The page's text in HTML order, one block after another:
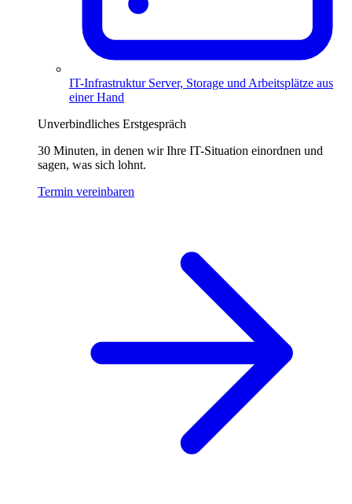
IT-Infrastruktur Server, Storage und Arbeitsplätze aus
einer Hand
Unverbindliches Erstgespräch
30 Minuten, in denen wir Ihre IT-Situation einordnen und
sagen, was sich lohnt.
Termin vereinbaren